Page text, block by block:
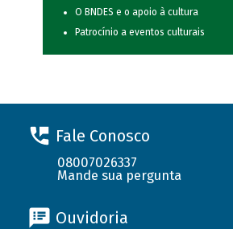
O BNDES e o apoio à cultura
Patrocínio a eventos culturais
Fale Conosco
08007026337
Mande sua pergunta
Ouvidoria